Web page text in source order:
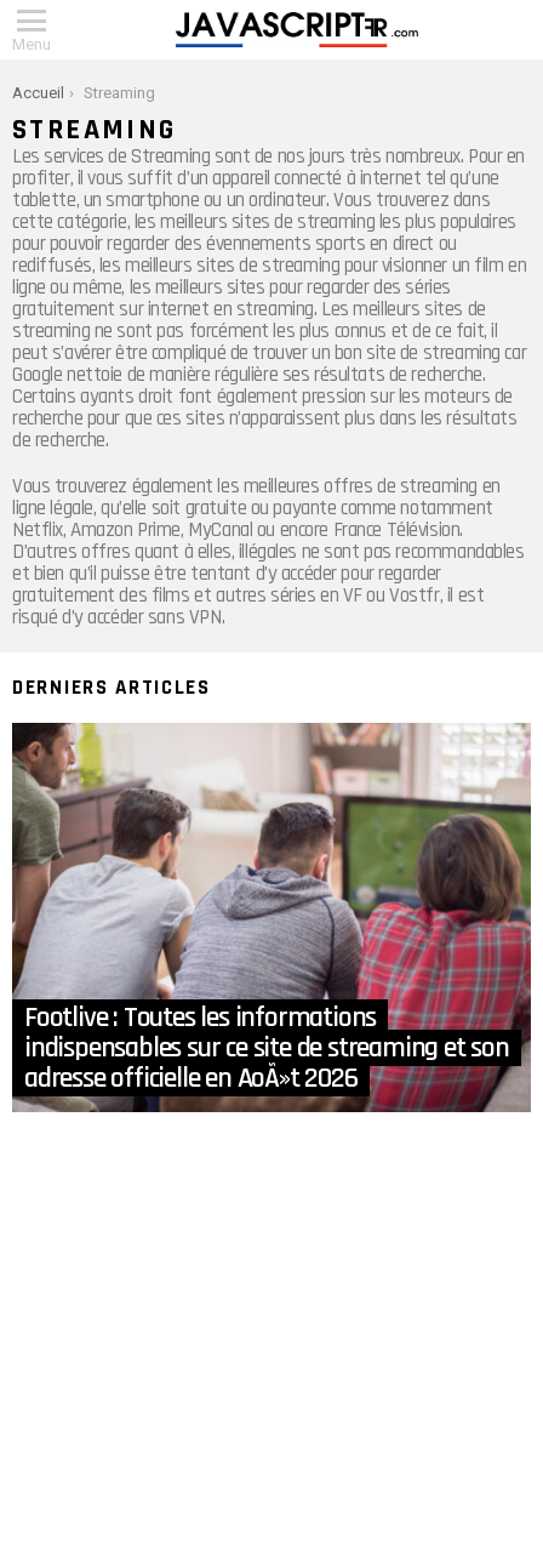
Menu
You are here:
Accueil Streaming
STREAMING
Les services de Streaming sont de nos jours très nombreux. Pour en
profiter, il vous suffit d’un appareil connecté à internet tel qu’une
tablette, un smartphone ou un ordinateur. Vous trouverez dans
cette catégorie, les meilleurs sites de streaming les plus populaires
pour pouvoir regarder des évennements sports en direct ou
rediffusés, les meilleurs sites de streaming pour visionner un film en
ligne ou même, les meilleurs sites pour regarder des séries
gratuitement sur internet en streaming. Les meilleurs sites de
streaming ne sont pas forcément les plus connus et de ce fait, il
peut s’avérer être compliqué de trouver un bon site de streaming car
Google nettoie de manière régulière ses résultats de recherche.
Certains ayants droit font également pression sur les moteurs de
recherche pour que ces sites n’apparaissent plus dans les résultats
de recherche.
Vous trouverez également les meilleures offres de streaming en
ligne légale, qu’elle soit gratuite ou payante comme notamment
Netflix, Amazon Prime, MyCanal ou encore France Télévision.
D’autres offres quant à elles, illégales ne sont pas recommandables
et bien qu’il puisse être tentant d’y accéder pour regarder
gratuitement des films et autres séries en VF ou Vostfr, il est
risqué d’y accéder sans VPN.
DERNIERS ARTICLES
Footlive : Toutes les informations
indispensables sur ce site de streaming et son
adresse officielle en AoÃ»t 2026